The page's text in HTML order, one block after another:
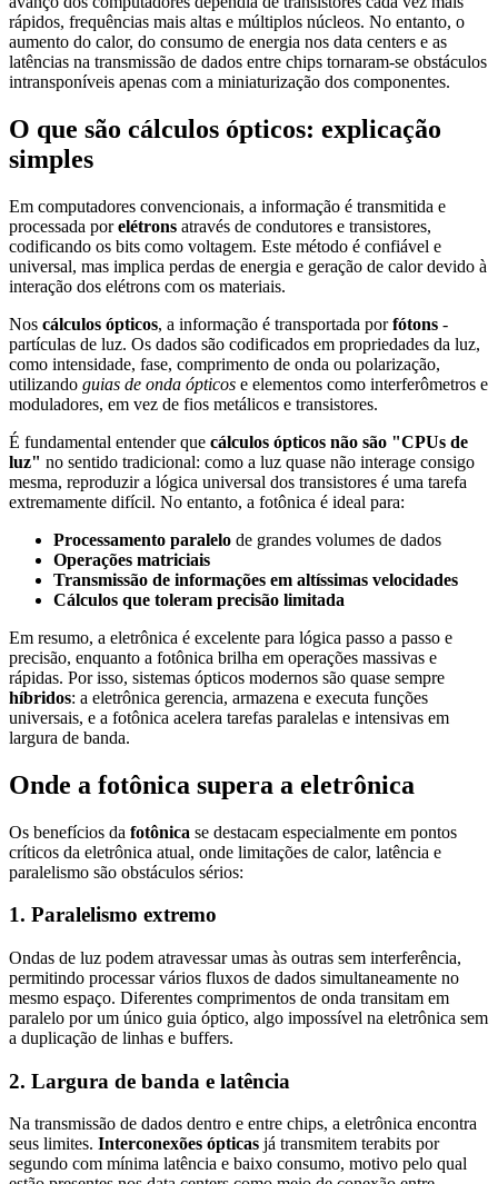
rápidos, frequências mais altas e múltiplos núcleos. No entanto, o
aumento do calor, do consumo de energia nos data centers e as
latências na transmissão de dados entre chips tornaram-se obstáculos
intransponíveis apenas com a miniaturização dos componentes.
O que são cálculos ópticos: explicação
simples
Em computadores convencionais, a informação é transmitida e
processada porelétrons através de condutores e transistores,
codificando os bits como voltagem. Este método é confiável e
universal, mas implica perdas de energia e geração de calor devido à
interação dos elétrons com os materiais.
Nos cálculos ópticos, a informação é transportada porfótons -
partículas de luz. Os dados são codificados em propriedades da luz,
como intensidade, fase, comprimento de onda ou polarização,
utilizando guias de onda ópticos e elementos como interferômetros e
moduladores, em vez de fios metálicos e transistores.
É fundamental entender que cálculos ópticos não são "CPUs de
luz" no sentido tradicional: como a luz quase não interage consigo
mesma, reproduzir a lógica universal dos transistores é uma tarefa
extremamente difícil. No entanto, a fotônica é ideal para:
Processamento paralelo de grandes volumes de dados
Operações matriciais
Transmissão de informações em altíssimas velocidades
Cálculos que toleram precisão limitada
Em resumo, a eletrônica é excelente para lógica passo a passo e
precisão, enquanto a fotônica brilha em operações massivas e
rápidas. Por isso, sistemas ópticos modernos são quase sempre
híbridos: a eletrônica gerencia, armazena e executa funções
universais, e a fotônica acelera tarefas paralelas e intensivas em
largura de banda.
Onde a fotônica supera a eletrônica
Os benefícios da fotônica se destacam especialmente em pontos
críticos da eletrônica atual, onde limitações de calor, latência e
paralelismo são obstáculos sérios:
1. Paralelismo extremo
Ondas de luz podem atravessar umas às outras sem interferência,
permitindo processar vários fluxos de dados simultaneamente no
mesmo espaço. Diferentes comprimentos de onda transitam em
paralelo por um único guia óptico, algo impossível na eletrônica sem
a duplicação de linhas e buffers.
2. Largura de banda e latência
Na transmissão de dados dentro e entre chips, a eletrônica encontra
seus limites. Interconexões ópticas já transmitem terabits por
segundo com mínima latência e baixo consumo, motivo pelo qual